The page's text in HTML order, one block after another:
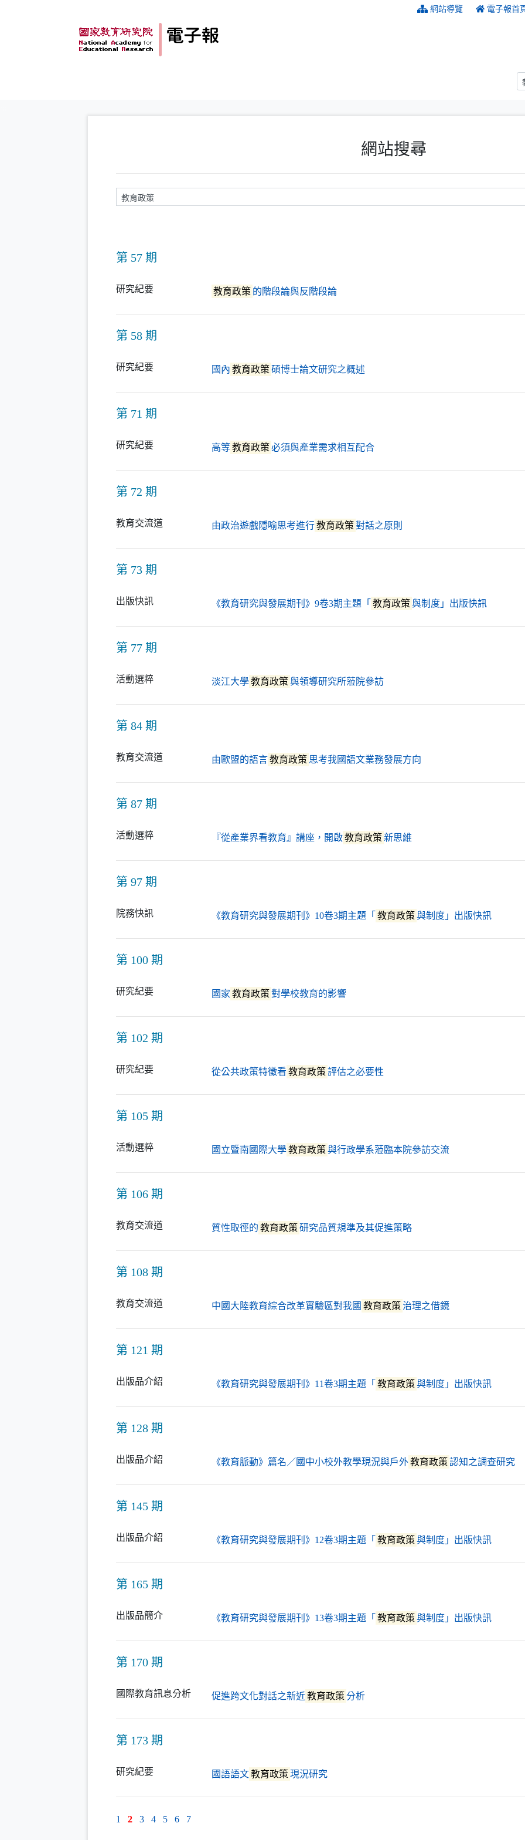
網站導覽 電子報首
網站搜尋
請輸入關鍵字
第 57 期
研究紀要 教育政策 的階段論與反階段論（另開新視窗）
第 58 期
研究紀要 國內 教育政策 碩博士論文研究之概述（另開新視窗）
第 71 期
研究紀要 高等 教育政策 必須與產業需求相互配合（另開新視窗）
第 72 期
教育交流道 由政治遊戲隱喻思考進行教育政策 對話之原則
第 73 期
出版快訊 《教育研究與發展期刊》9卷3期主題「 教育政策 與制度」出版快訊
第 77 期
活動選粹 淡江大學教育政策 與領導研究所蒞院參訪（另開新視窗）
第 84 期
教育交流道 由歐盟的語言教育政策 思考我國語文業務發展方向
第 87 期
活動選粹 『從產業界看教育』講座，開啟教育政策 新思維
第 97 期
院務快訊 《教育研究與發展期刊》10卷3期主題「 教育政策 與制度」出版快訊
第 100 期
研究紀要 國家 教育政策 對學校教育的影響（另開新視窗）
第 102 期
研究紀要 從公共政策特徵看 教育政策 評估之必要性
第 105 期
活動選粹 國立暨南國際大學教育政策 與行政學系蒞臨本院參訪交流
第 106 期
教育交流道 質性取徑的 教育政策 研究品質規準及其促進策略（另開新視窗）
第 108 期
教育交流道 中國大陸教育綜合改革實驗區對我國 教育政策 治理之借鏡（另開新視窗）
第 121 期
出版品介紹 《教育研究與發展期刊》11卷3期主題「 教育政策 與制度」出版快訊
第 128 期
出版品介紹 《教育脈動》篇名／國中小校外教學現況與戶外教育政策 認知之調查研究
第 145 期
出版品介紹 《教育研究與發展期刊》12卷3期主題「 教育政策 與制度」出版快訊
第 165 期
出版品簡介 《教育研究與發展期刊》13卷3期主題「 教育政策 與制度」出版快訊
第 170 期
國際教育訊息分析 促進跨文化對話之新近教育政策 分析（另開新視窗）
第 173 期
研究紀要 國語語文教育政策 現況研究
1 2 3 4 5 6 7